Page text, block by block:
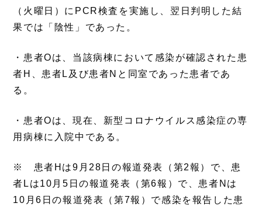
（火曜日）にPCR検査を実施し、翌日判明した結
果では「陰性」であった。
・患者Oは、当該病棟において感染が確認された患
者H、患者L及び患者Nと同室であった患者であ
る。
・患者Oは、現在、新型コロナウイルス感染症の専
用病棟に入院中である。
※ 患者Hは9月28日の報道発表（第2報）で、患
者Lは10月5日の報道発表（第6報）で、患者Nは
10月6日の報道発表（第7報）で感染を報告した患